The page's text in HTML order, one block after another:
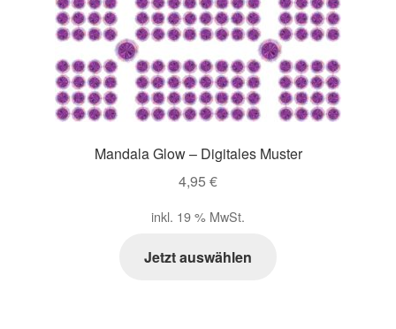
Richtlinie für Rückerstattungen und Rückgaben
Über Wohlzeit
Versandarten
Vertrag widerrufenMandala Glow – Digitales Muster
4,95 €
inkl. 19 % MwSt.
Jetzt auswählen